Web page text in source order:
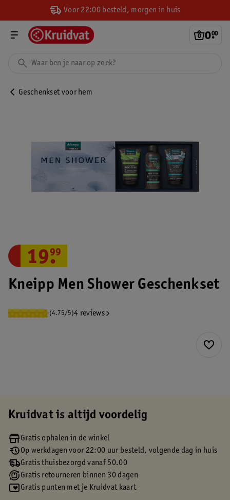
Voor 22:00 besteld, morgen in huis
0.
00
Geschenkset voor hem
Kneipp Men Shower Geschenkset
(4.75/5)4 reviews
19.
99
Kruidvat is altijd voordelig
Gratis ophalen in de winkel
Op werkdagen voor 22:00 uur besteld, volgende dag in huis
Gratis thuisbezorgd vanaf 50.00
Gratis retourneren binnen 30 dagen
Gratis punten met je Kruidvat kaart